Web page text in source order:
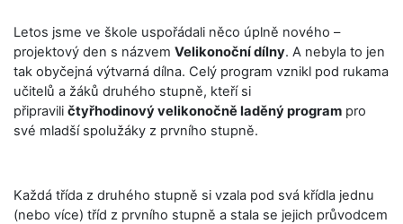
Letos jsme ve škole uspořádali něco úplně nového –
projektový den s názvem Velikonoční dílny. A nebyla to jen
tak obyčejná výtvarná dílna. Celý program vznikl pod rukama
učitelů a žáků druhého stupně, kteří si
připravili čtyřhodinový velikonočně laděný program pro
své mladší spolužáky z prvního stupně.
Každá třída z druhého stupně si vzala pod svá křídla jednu
(nebo více) tříd z prvního stupně a stala se jejich průvodcem